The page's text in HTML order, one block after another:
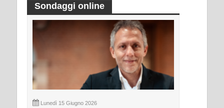
Sondaggi online
Lunedì 15 Giugno 2026